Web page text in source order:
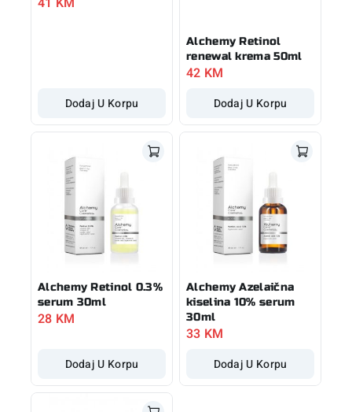
Dodaj U Korpu
Alchemy Retinol
renewal krema 50ml
42 KM
Dodaj U Korpu
Alchemy Retinol 0.3%
serum 30ml
28 KM
Dodaj U Korpu
Alchemy Azelaična
kiselina 10% serum
30ml
33 KM
Dodaj U Korpu